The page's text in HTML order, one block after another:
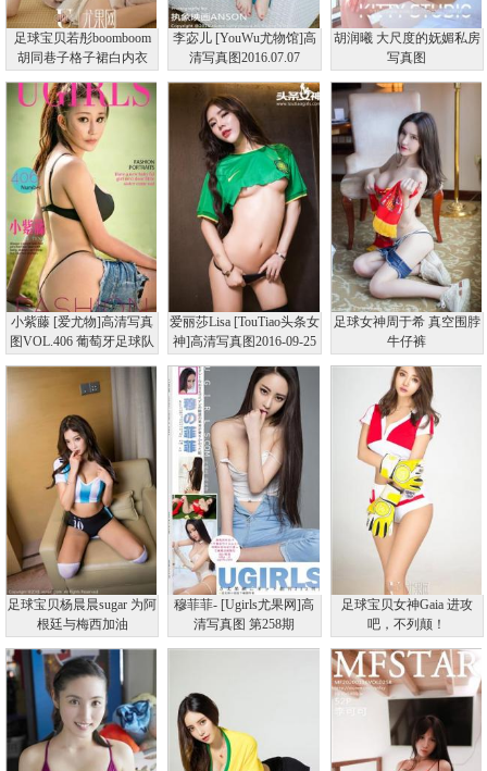
足球宝贝若彤boomboom
胡同巷子格子裙白内衣
李宓儿 [YouWu尤物馆]高
清写真图2016.07.07
胡润曦 大尺度的妩媚私房
写真图
小紫藤 [爱尤物]高清写真
图VOL.406 葡萄牙足球队
爱丽莎Lisa [TouTiao头条女
神]高清写真图2016-09-25
足球女神周于希 真空围脖
牛仔裤
足球宝贝杨晨晨sugar 为阿
根廷与梅西加油
穆菲菲- [Ugirls尤果网]高
清写真图 第258期
足球宝贝女神Gaia 进攻
吧，不列颠！